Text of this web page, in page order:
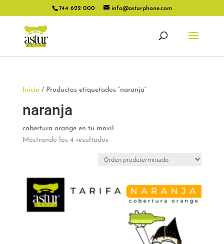
744 622 000 info@asturphone.com
Inicio / Productos etiquetados “naranja”
naranja
cobertura orange en tu movil
Mostrando los 4 resultados